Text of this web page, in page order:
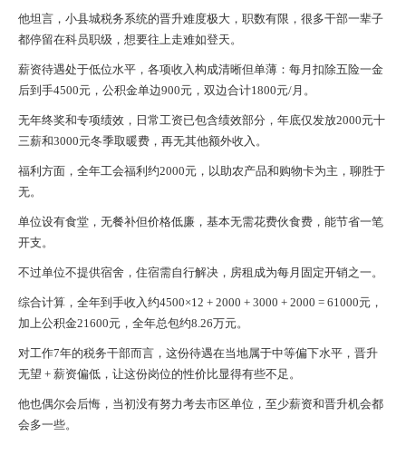
他坦言，小县城税务系统的晋升难度极大，职数有限，很多干部一辈子
都停留在科员职级，想要往上走难如登天。
薪资待遇处于低位水平，各项收入构成清晰但单薄：每月扣除五险一金
后到手4500元，公积金单边900元，双边合计1800元/月。
无年终奖和专项绩效，日常工资已包含绩效部分，年底仅发放2000元十
三薪和3000元冬季取暖费，再无其他额外收入。
福利方面，全年工会福利约2000元，以助农产品和购物卡为主，聊胜于
无。
单位设有食堂，无餐补但价格低廉，基本无需花费伙食费，能节省一笔
开支。
不过单位不提供宿舍，住宿需自行解决，房租成为每月固定开销之一。
综合计算，全年到手收入约4500×12 + 2000 + 3000 + 2000 = 61000元，
加上公积金21600元，全年总包约8.26万元。
对工作7年的税务干部而言，这份待遇在当地属于中等偏下水平，晋升
无望 + 薪资偏低，让这份岗位的性价比显得有些不足。
他也偶尔会后悔，当初没有努力考去市区单位，至少薪资和晋升机会都
会多一些。